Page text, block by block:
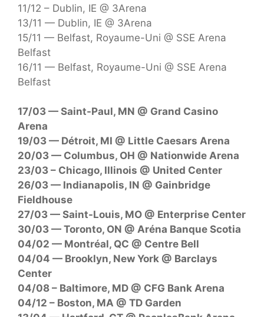
11/12 – Dublin, IE @ 3Arena
13/11 — Dublin, IE @ 3Arena
15/11 — Belfast, Royaume-Uni @ SSE Arena
Belfast
16/11 — Belfast, Royaume-Uni @ SSE Arena
Belfast
17/03 — Saint-Paul, MN @ Grand Casino
Arena
19/03 — Détroit, MI @ Little Caesars Arena
20/03 — Columbus, OH @ Nationwide Arena
23/03 – Chicago, Illinois @ United Center
26/03 — Indianapolis, IN @ Gainbridge
Fieldhouse
27/03 — Saint-Louis, MO @ Enterprise Center
30/03 — Toronto, ON @ Aréna Banque Scotia
04/02 — Montréal, QC @ Centre Bell
04/04 — Brooklyn, New York @ Barclays
Center
04/08 – Baltimore, MD @ CFG Bank Arena
04/12 – Boston, MA @ TD Garden